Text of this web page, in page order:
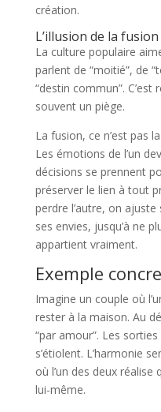
création.
L’illusion de la fusion
La culture populaire
parlent de “moitié”, de
“destin commun”.
souvent un piège.
La fusion, ce n’est pas
Les émotions de l’un
décisions se prennent
préserver le lien à tout
perdre l’autre, on
ses envies, jusqu’à ne
appartient vraiment.
Exemple
Imagine un couple où
rester à la maison. Au
“par amour”. Les
s’étiolent. L’harmonie
où l’un des deux réalise
lui-même.